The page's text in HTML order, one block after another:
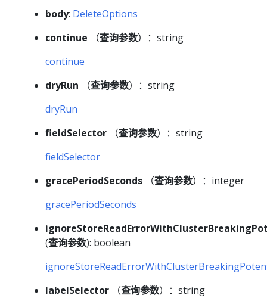
body: DeleteOptions
continue （查询参数）：string
continue
dryRun （查询参数）：string
dryRun
fieldSelector （查询参数）：string
fieldSelector
gracePeriodSeconds （查询参数）：integer
gracePeriodSeconds
(查询参数): boolean
labelSelector （查询参数）：string